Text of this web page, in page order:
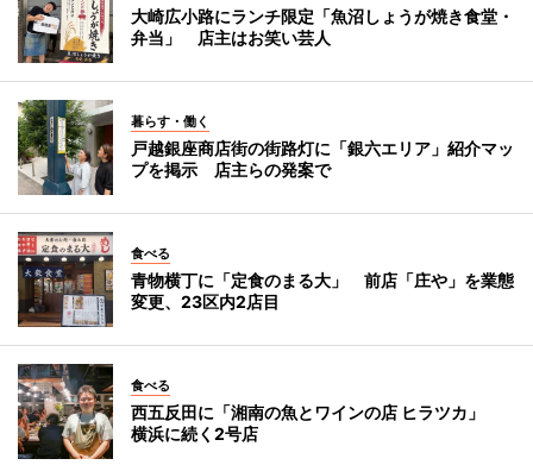
大崎広小路にランチ限定「魚沼しょうが焼き食堂・
弁当」 店主はお笑い芸人
暮らす・働く
戸越銀座商店街の街路灯に「銀六エリア」紹介マッ
プを掲示 店主らの発案で
食べる
青物横丁に「定食のまる大」 前店「庄や」を業態
変更、23区内2店目
食べる
西五反田に「湘南の魚とワインの店 ヒラツカ」
横浜に続く2号店